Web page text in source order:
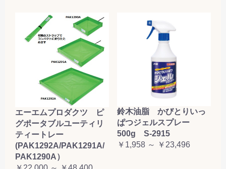
エーエムプロダクツ ピ
グポータブルユーティリ
ティートレー
(PAK1292A/PAK1291A/
PAK1290A）
鈴木油脂 かびとりいっ
ぱつジェルスプレー
500g S-2915
￥1,958 ～ ￥23,496